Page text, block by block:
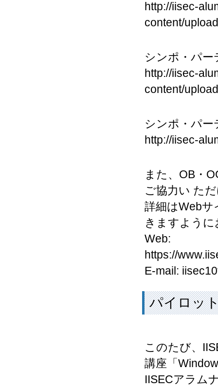
http://iisec-
content/
シンポ・パー
http://iisec-
content/
シンポ・パー
http://iisec-
また、OB・
ご協力い た
詳細はWebサ
きますよう
Web:
https://
E-mail:
パイロッ
このたび、
講座「
IISECアラム